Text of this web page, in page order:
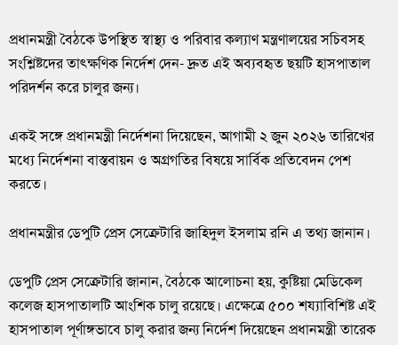
প্রধানমন্ত্রী বৈঠকে উপস্থিত স্বাস্থ্য ও পরিবার কল্যাণ মন্ত্রণালয়ের সচিবসহ
সংশ্লিষ্টদের তাৎক্ষণিক নির্দেশ দেন- দ্রুত এই অব্যবহৃত ছয়টি হাসপাতাল
পরিদর্শন করে চালুর জন্য।
একই সঙ্গে প্রধানমন্ত্রী নির্দেশনা দিয়েছেন, আগামী ২ জুন ২০২৬ তারিখের
মধ্যে নির্দেশনা বাস্তবায়ন ও অগ্রগতির বিষয়ে সার্বিক প্রতিবেদন পেশ
করতে।
প্রধানমন্ত্রীর ডেপুটি প্রেস সেক্রেটারি জাহিদুল ইসলাম রনি এ তথ্য জানান।
ডেপুটি প্রেস সেক্রেটারি জানান, বৈঠকে আলোচনা হয়, কুষ্টিয়া মেডিকেল
কলেজ হাসপাতালটি আংশিক চালু রয়েছে। এক্ষেত্রে ৫০০ শয্যাবিশিষ্ট এই
হাসপাতাল পূর্ণাঙ্গভাবে চালু করার জন্য নির্দেশ দিয়েছেন প্রধানমন্ত্রী তারেক